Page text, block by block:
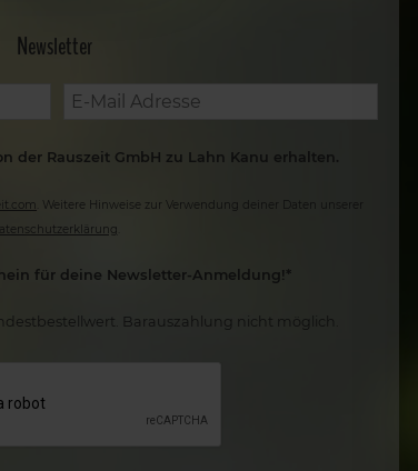
Newsletter
der Rauszeit GmbH zu Lahn Kanu erhalten.
. Weitere Hinweise zur Verwendung deiner Daten unserer
für deine Newsletter-Anmeldung!*
Barauszahlung nicht möglich.